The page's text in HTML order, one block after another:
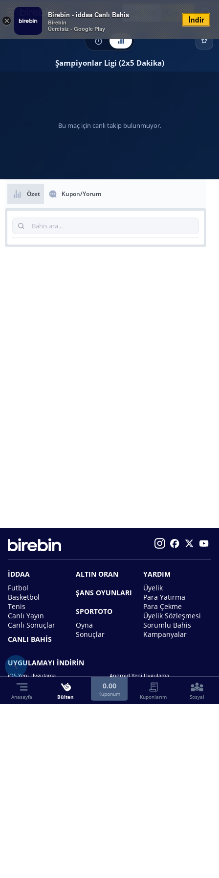
×
Birebin - iddaa Canlı Bahis
Birebin
Ücretsiz - Google Play
İndir
Giriş Yap Üye Ol
Şampiyonlar Ligi (2x5 Dakika)
Bu maç için canlı takip bulunmuyor.
Özet Kupon/Yorum
İDDAA
Futbol
Basketbol
Tenis
Canlı Yayın
Canlı Sonuçlar
CANLI BAHİS
ALTIN ORAN
ŞANS OYUNLARI
SPORTOTO
Oyna
Sonuçlar
YARDIM
Üyelik
Para Yatırma
Para Çekme
Üyelik Sözleşmesi
Sorumlu Bahis
Kampanyalar
UYGULAMAYI İNDİRİN
iOS Yeni Uygulama Android Yeni Uygulama
Anasayfa Bülten
0.00
Kuponum Kuponlarım Sosyal